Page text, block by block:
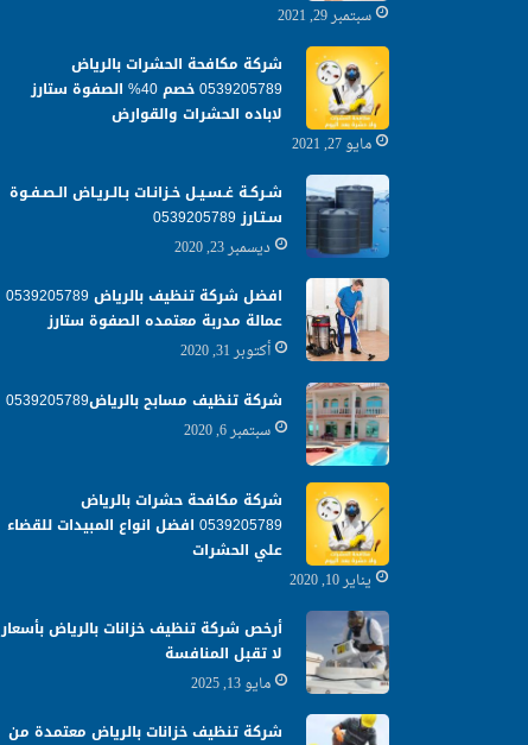
سبتمبر 29, 2021
شركة مكافحة الحشرات بالرياض
0539205789 خصم 40% الصفوة ستارز
لاباده الحشرات والقوارض
مايو 27, 2021
شـركـة غـسـيـل خـزانـات بـالـريـاض الـصـفـوة
سـتـارز 0539205789
ديسمبر 23, 2020
افضل شركة تنظيف بالرياض 0539205789
عمالة مدربة معتمده الصفوة ستارز
أكتوبر 31, 2020
شركة تنظيف مسابح بالرياض0539205789
سبتمبر 6, 2020
شركة مكافحة حشرات بالرياض
0539205789 افضل انواع المبيدات للقضاء
علي الحشرات
يناير 10, 2020
أرخص شركة تنظيف خزانات بالرياض بأسعار
لا تقبل المنافسة
مايو 13, 2025
شركة تنظيف خزانات بالرياض معتمدة من